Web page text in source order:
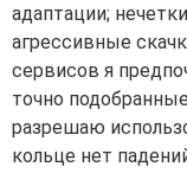
адаптации;
агрессивные
сервисов я
точно
разрешаю
кольце нет